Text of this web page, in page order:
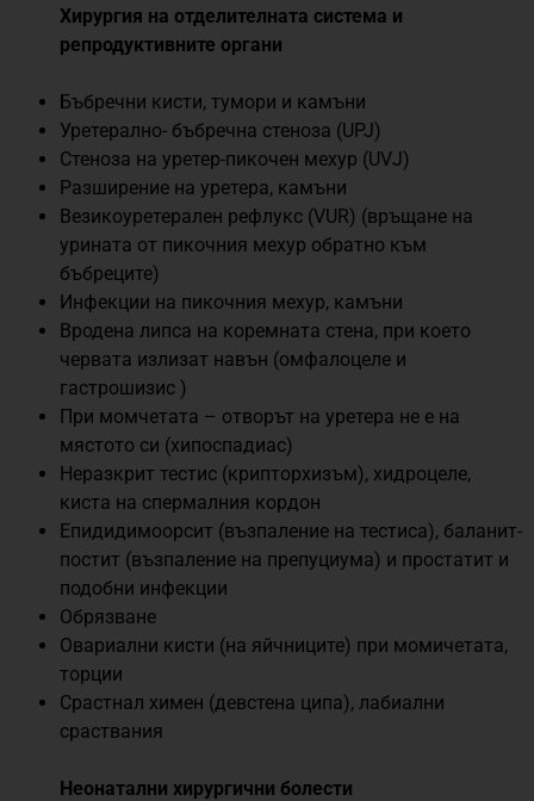
Хирургия на отделителната система и
репродуктивните органи
Бъбречни кисти, тумори и камъни
Уретерално- бъбречна стеноза (UPJ)
Стеноза на уретер-пикочен мехур (UVJ)
Разширение на уретера, камъни
Везикоуретерален рефлукс (VUR) (връщане на
урината от пикочния мехур обратно към
бъбреците)
Инфекции на пикочния мехур, камъни
Вродена липса на коремната стена, при което
червата излизат навън (омфалоцеле и
гастрошизис )
При момчетата – отворът на уретера не е на
мястото си (хипоспадиас)
Неразкрит тестис (крипторхизъм), хидроцеле,
киста на спермалния кордон
Епидидимоорсит (възпаление на тестиса), баланит-
постит (възпаление на препуциума) и простатит и
подобни инфекции
Обрязване
Овариални кисти (на яйчниците) при момичетата,
торции
Срастнал химен (девстена ципа), лабиални
сраствания
Неонатални хирургични болести